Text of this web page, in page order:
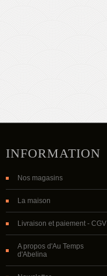
INFORMATION
Nos magasins
La maison
Livraison et paiement - CGV
A propos d'Au Temps
d'Abelina